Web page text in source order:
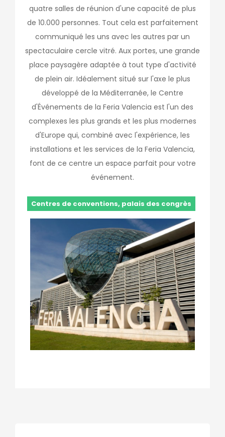
quatre salles de réunion d'une capacité de plus
de 10.000 personnes. Tout cela est parfaitement
communiqué les uns avec les autres par un
spectaculaire cercle vitré. Aux portes, une grande
place paysagère adaptée à tout type d'activité
de plein air. Idéalement situé sur l'axe le plus
développé de la Méditerranée, le Centre
d'Événements de la Feria Valencia est l'un des
complexes les plus grands et les plus modernes
d'Europe qui, combiné avec l'expérience, les
installations et les services de la Feria Valencia,
font de ce centre un espace parfait pour votre
événement.
Centres de conventions, palais des congrès